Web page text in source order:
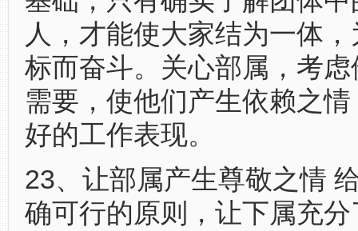
人，才能使大家结为一体
标而奋斗。关心部属，考
需要，使他们产生依赖之
好的工作表现。
23、让部属产生尊敬之情
确可行的原则，让下属充